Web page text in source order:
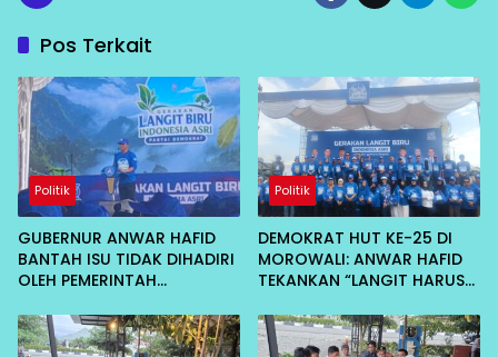
Pos Terkait
Politik
GUBERNUR ANWAR HAFID
BANTAH ISU TIDAK DIHADIRI
OLEH PEMERINTAH
RAPAT INTERNAL
Politik
DEMOKRAT HUT KE-25 DI
MOROWALI: ANWAR HAFID
TEKANKAN “LANGIT HARUS
KELAPA DAN TEKAN INFLASI
IKAN